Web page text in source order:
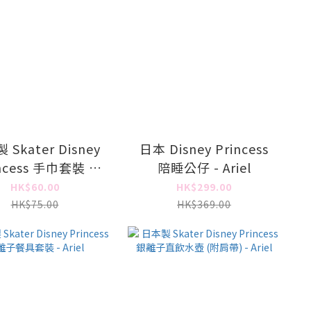
Skater Disney
手巾套裝 -
Ariel
HK$60.00
HK$75.00
日本 Disney Princess
陪睡公仔 - Ariel
HK$299.00
HK$369.00